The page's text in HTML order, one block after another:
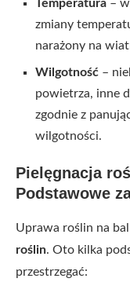
Temperatura –
zmiany
narażony na
Wilgotność –
powietrza, inne
zgodnie z
wilgotności.
Pielęgnacja
Podstawowe
Uprawa roślin na
roślin. Oto kilka
przestrzegać: